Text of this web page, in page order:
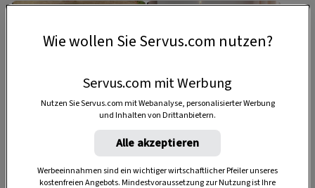
Lachsforelle mit
SELBERMACHEN
Weihnachtsdeko mit
Wie wollen Sie Servus.com nutzen?
Servus.com mit Werbung
Nutzen Sie Servus.com mit Webanalyse, personalisierter Werbung
und Inhalten von Drittanbietern.
Alle akzeptieren
Werbeeinnahmen sind ein wichtiger wirtschaftlicher Pfeiler unseres
kostenfreien Angebots. Mindestvoraussetzung zur Nutzung ist Ihre